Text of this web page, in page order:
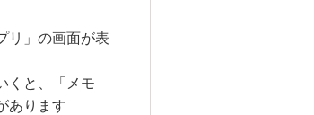
リ」の画面が表
くと、「メモ
あります